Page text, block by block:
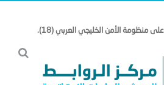
منظومة الأمن الخليجي العربي (18).